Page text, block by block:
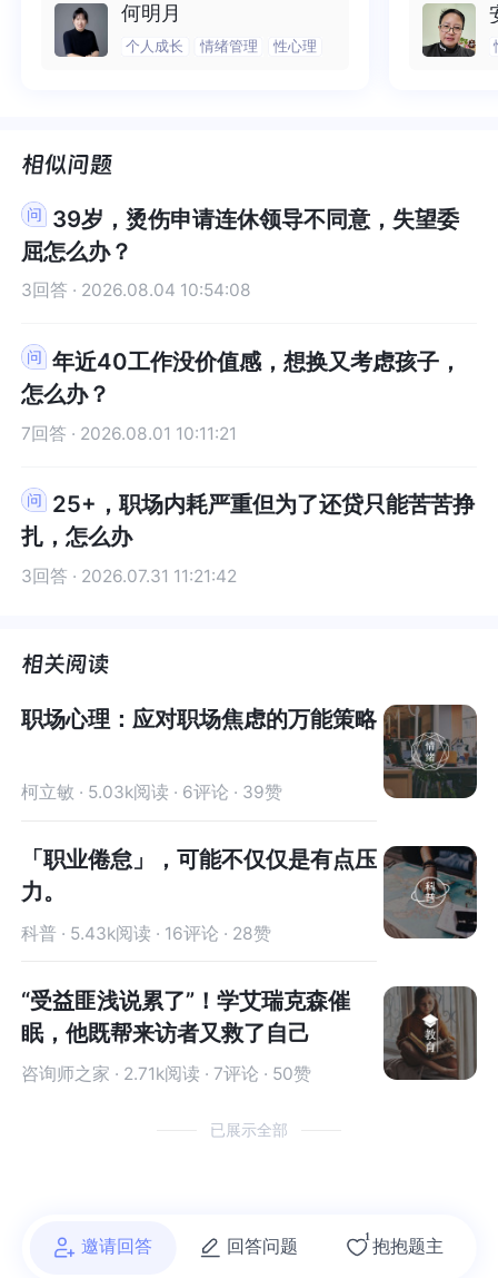
来，觉得不必再踽踽独行，也不必
再困于桎梏，更不必觉得这半生所
前行。
不必再踽踽独行，也不必再困于桎
梏，更不必觉得这半生所积，靡有
行。
何明月
个人成长 情绪管理 性心理
我喘不
逐渐释
气的情
然。感
39岁，烫伤申请连休领导不同意，失望委
屈怎么办？
3回答 · 2026.08.04 10:54:08
年近40工作没价值感，想换又考虑孩子，
怎么办？
7回答 · 2026.08.01 10:11:21
25+，职场内耗严重但为了还贷只能苦苦挣
扎，怎么办
3回答 · 2026.07.31 11:21:42
职场心理：应对职场焦虑的万能策略
柯立敏 · 5.03k阅读 · 6评论 · 39赞
「职业倦怠」，可能不仅仅是有点压
力。
科普 · 5.43k阅读 · 16评论 · 28赞
“受益匪浅说累了”！学艾瑞克森催
眠，他既帮来访者又救了自己
咨询师之家 · 2.71k阅读 · 7评论 · 50赞
已展示全部
邀请回答 回答问题
1
抱抱题主